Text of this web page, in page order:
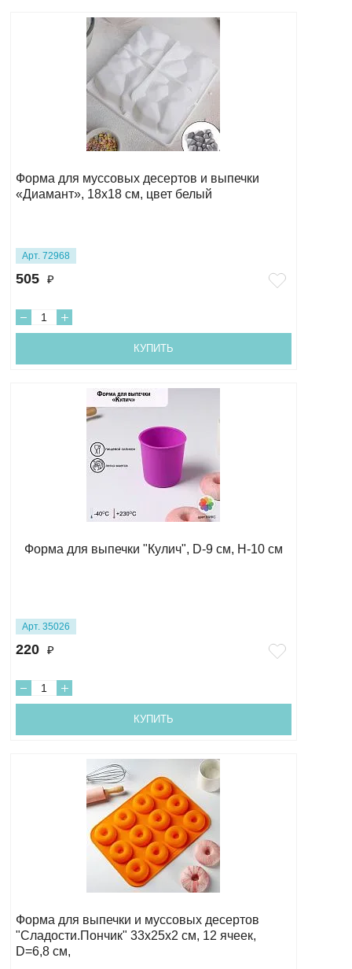
Форма для муссовых десертов и выпечки
«Диамант», 18х18 см, цвет белый
Арт. 72968
505 ₽
КУПИТЬ
Форма для выпечки "Кулич", D-9 см, H-10 см
Арт. 35026
220 ₽
КУПИТЬ
Форма для выпечки и муссовых десертов
"Сладости.Пончик" 33х25х2 см, 12 ячеек,
D=6,8 см,